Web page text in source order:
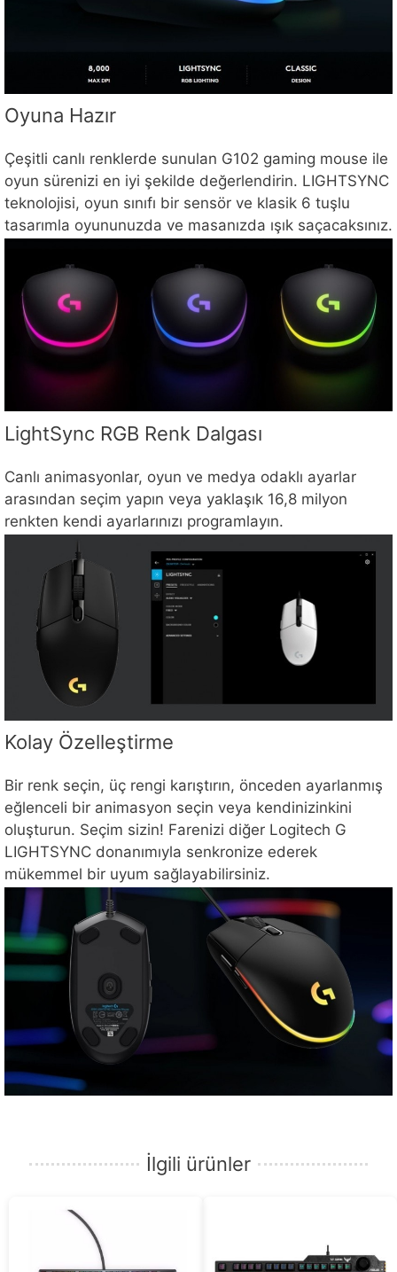
Oyuna Hazır
Çeşitli canlı renklerde sunulan G102 gaming mouse ile
oyun sürenizi en iyi şekilde değerlendirin. LIGHTSYNC
teknolojisi, oyun sınıfı bir sensör ve klasik 6 tuşlu
tasarımla oyununuzda ve masanızda ışık saçacaksınız.
LightSync RGB Renk Dalgası
Canlı animasyonlar, oyun ve medya odaklı ayarlar
arasından seçim yapın veya yaklaşık 16,8 milyon
renkten kendi ayarlarınızı programlayın.
Kolay Özelleştirme
Bir renk seçin, üç rengi karıştırın, önceden ayarlanmış
eğlenceli bir animasyon seçin veya kendinizinkini
oluşturun. Seçim sizin! Farenizi diğer Logitech G
LIGHTSYNC donanımıyla senkronize ederek
mükemmel bir uyum sağlayabilirsiniz.
İlgili ürünler